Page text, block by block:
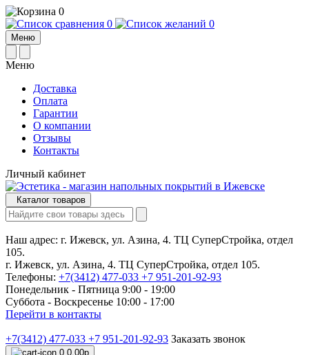
0
0
0
Меню
Меню
Доставка
Оплата
Гарантии
О компании
Отзывы
Контакты
Личный кабинет
Каталог товаров
Наш адрес: г. Ижевск, ул. Азина, 4. ТЦ СуперСтройка, отдел
105.
г. Ижевск, ул. Азина, 4. ТЦ СуперСтройка, отдел 105.
Телефоны: +7(3412) 477-033 +7 951-201-92-93
Понедельник - Пятница 9:00 - 19:00
Суббота - Воскресенье 10:00 - 17:00
Перейти в контакты
+7(3412) 477-033 +7 951-201-92-93 Заказать звонок
0 0.00р